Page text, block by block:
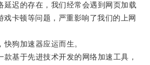
迟的存在，我们经常会遇到网页加载
戏卡顿等问题，严重影响了我们的上网
狗加速器应运而生。
基于先进技术开发的网络加速工具，